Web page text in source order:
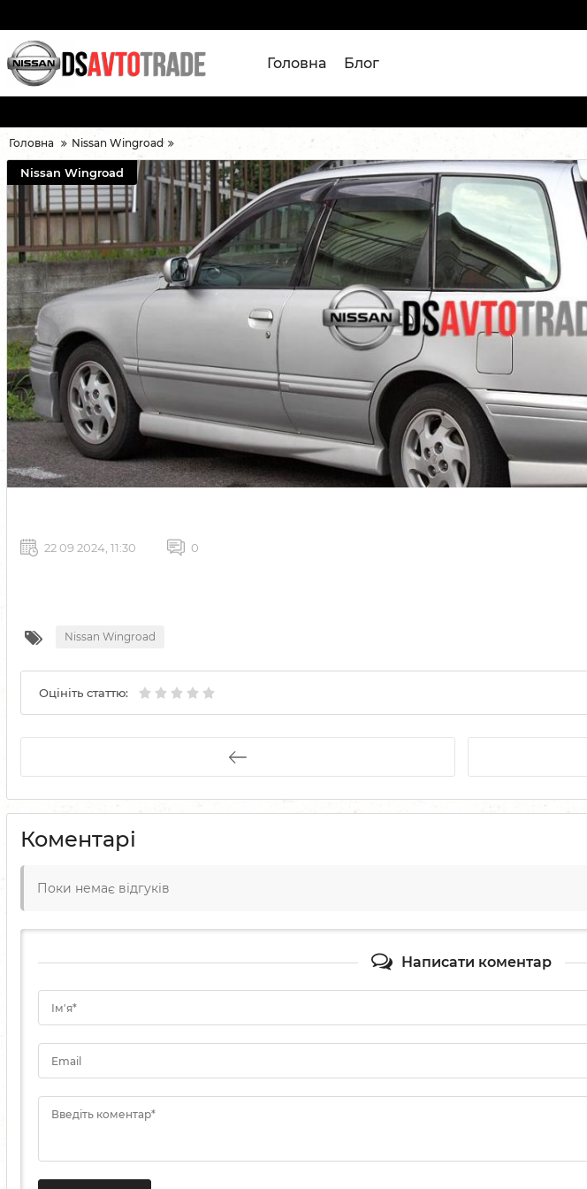
Головна Блог
Головна Nissan Wingroad
Nissan Wingroad
22 09 2024, 11:30 0
Nissan Wingroad
Оцініть статтю:
Коментарі
Поки немає відгуків
Написати коментар
Ім'я*
Email
Введіть коментар*